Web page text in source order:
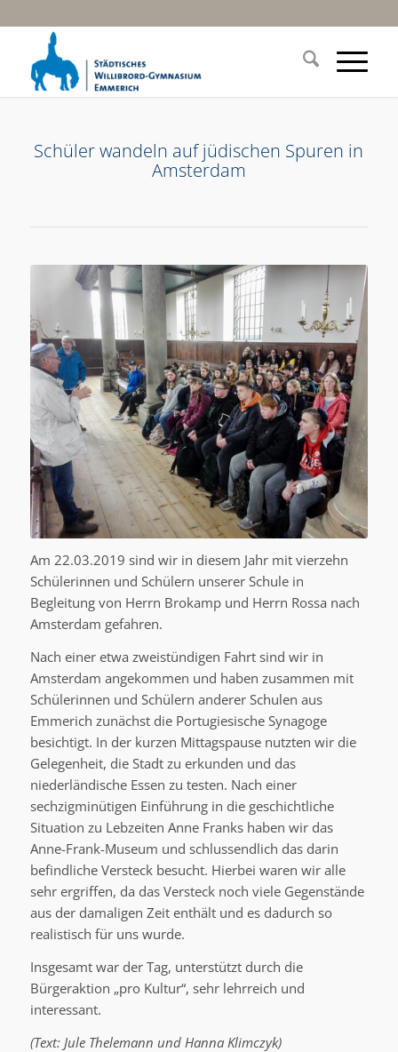
Schüler wandeln auf jüdischen Spuren in
Amsterdam
Am 22.03.2019 sind wir in diesem Jahr mit vierzehn
Schülerinnen und Schülern unserer Schule in
Begleitung von Herrn Brokamp und Herrn Rossa nach
Amsterdam gefahren.
Nach einer etwa zweistündigen Fahrt sind wir in
Amsterdam angekommen und haben zusammen mit
Schülerinnen und Schülern anderer Schulen aus
Emmerich zunächst die Portugiesische Synagoge
besichtigt. In der kurzen Mittagspause nutzten wir die
Gelegenheit, die Stadt zu erkunden und das
niederländische Essen zu testen. Nach einer
sechzigminütigen Einführung in die geschichtliche
Situation zu Lebzeiten Anne Franks haben wir das
Anne-Frank-Museum und schlussendlich das darin
befindliche Versteck besucht. Hierbei waren wir alle
sehr ergriffen, da das Versteck noch viele Gegenstände
aus der damaligen Zeit enthält und es dadurch so
realistisch für uns wurde.
Insgesamt war der Tag, unterstützt durch die
Bürgeraktion „pro Kultur“, sehr lehrreich und
interessant.
(Text: Jule Thelemann und Hanna Klimczyk)